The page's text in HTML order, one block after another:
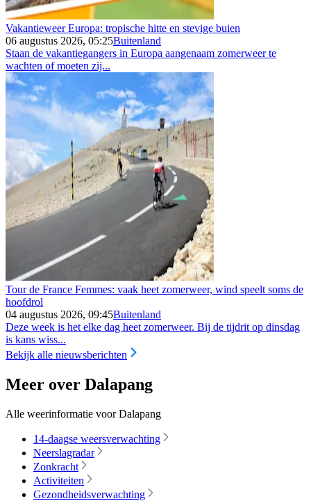
Vakantieweer Europa: tropische hitte en stevige buien
06 augustus 2026, 05:25Buitenland
Staan de vakantiegangers in Europa aangenaam zomerweer te
wachten of moeten zij...
Tour de France Femmes: vaak heet zomerweer, wind speelt soms de
hoofdrol
04 augustus 2026, 09:45Buitenland
Deze week is het elke dag heet zomerweer. Bij de tijdrit op dinsdag
is kans wiss...
Bekijk alle nieuwsberichten
Meer over Dalapang
Alle weerinformatie voor Dalapang
14-daagse weersverwachting
Neerslagradar
Zonkracht
Activiteiten
Gezondheidsverwachting